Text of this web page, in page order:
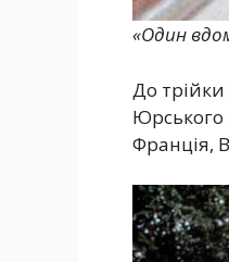
«Один
До
Юрського
Франція,